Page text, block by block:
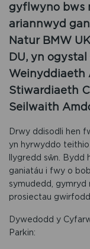
gyflwyno bws
ariannwyd
Natur BMW
DU, yn
Weinyddiaeth
Stiwardiaeth
Seilwaith
Drwy ddisodli hen
yn hyrwyddo teithio
llygredd sŵn.
ganiatáu i fwy o
symudedd, gymryd
prosiectau
Dywedodd y
Parkin: